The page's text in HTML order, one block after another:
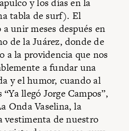
y los días en la
tabla de surf). El
unir meses después en
de la Juárez, donde de
a la providencia que nos
a fundar una
y el humor, cuando al
llegó Jorge Campos”,
Onda Vaselina, la
vestimenta de nuestro